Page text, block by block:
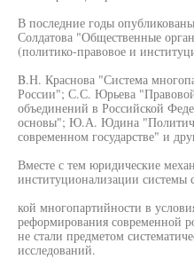
В последние годы
Солдатова "Общественные
(политико-правовое и
B.Н. Краснова "Система
России"; С.С. Юрьева
объединений в Российской
основы"; Ю.А. Юдина
современном государстве" и
Вместе с тем юридические
институционализации системы
кой многопартийности в
реформирования современной
не стали предметом
исследований.